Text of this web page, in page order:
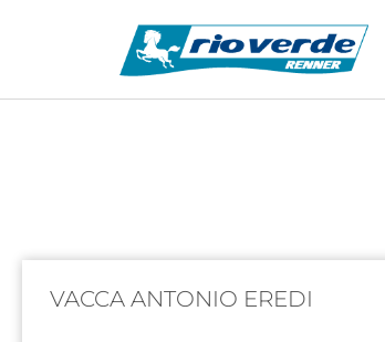
VACCA ANTONIO EREDI